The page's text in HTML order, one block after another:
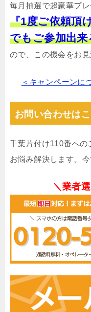
毎月抽選で超豪華プ
『1度ご依頼頂
でもご参加出
ので、この機会をお見
＜キャンペーンに
お問い合わせは
千葉片付け110番への
お悩み解決します。
＼業者